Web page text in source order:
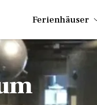
Ferienhäuser